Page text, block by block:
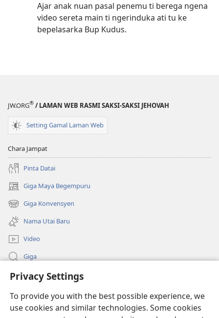
Privacy Settings
To provide you with the best possible experience, we
use cookies and similar technologies. Some cookies
Ajar anak nuan pasal penemu ti berega ngena
video sereta main ti ngerinduka ati tu ke
bepelasarka Bup Kudus.
JW.ORG® / LAMAN WEB RASMI SAKSI-SAKSI JEHOVAH
Setting Gamal Laman Web
Chara Jampat
Pinta Datai
Giga Maya Begempuru
(opens
new
window)
Giga Konvensyen
(opens
new
window)
Nama Utai Baru
Video
Giga
Penerang Global
Duit Pemeri
(opens
new